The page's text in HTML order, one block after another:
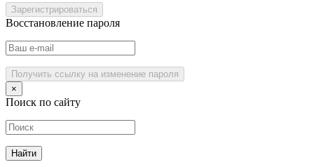
Зарегистрироваться
Восстановление пароля
Получить ссылку на изменение пароля
×
Поиск по сайту